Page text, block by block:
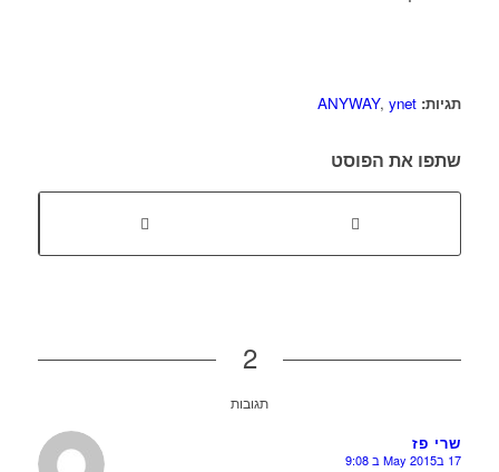
תגיות: ANYWAY,ynet
שתפו את הפוסט
2
תגובות
שרי פז
17 בMay 2015 ב 9:08